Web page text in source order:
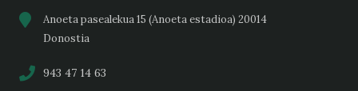
Anoeta pasealekua 15 (Anoeta estadioa) 20014
Donostia
943 47 14 63